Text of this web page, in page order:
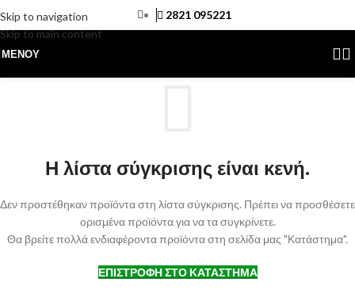
Skip to navigation
Skip to main content
2821 095221
ΜΕΝΟΎ
Η λίστα σύγκρισης είναι κενή.
Δεν προστέθηκαν προϊόντα στη λίστα σύγκρισης. Πρέπει να προσθέσετε
ορισμένα προϊόντα για να τα συγκρίνετε.
Θα βρείτε πολλά ενδιαφέροντα προϊόντα στη σελίδα μας "Κατάστημα".
ΕΠΙΣΤΡΟΦΉ ΣΤΟ ΚΑΤΆΣΤΗΜΑ